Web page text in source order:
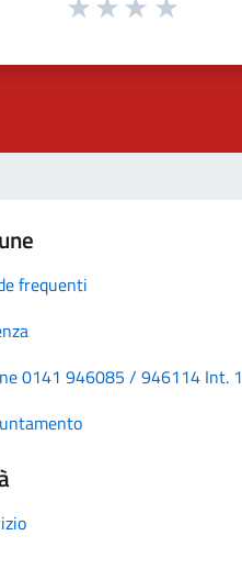
frequenti
0141 946085 / 946114 Int. 1